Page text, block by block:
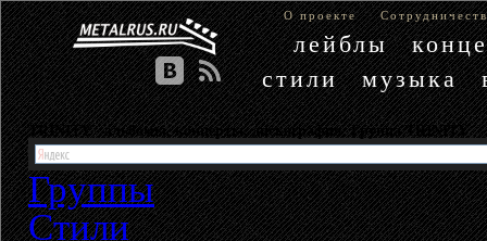
О проекте
лейблы
стили
музыка
TRINITY - альбомы, концерты, дискография. Группа TRINITY
Группы
Стили